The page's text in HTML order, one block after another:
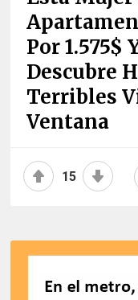
Por 1.575$
Descubre
Terribles
Ventana
15